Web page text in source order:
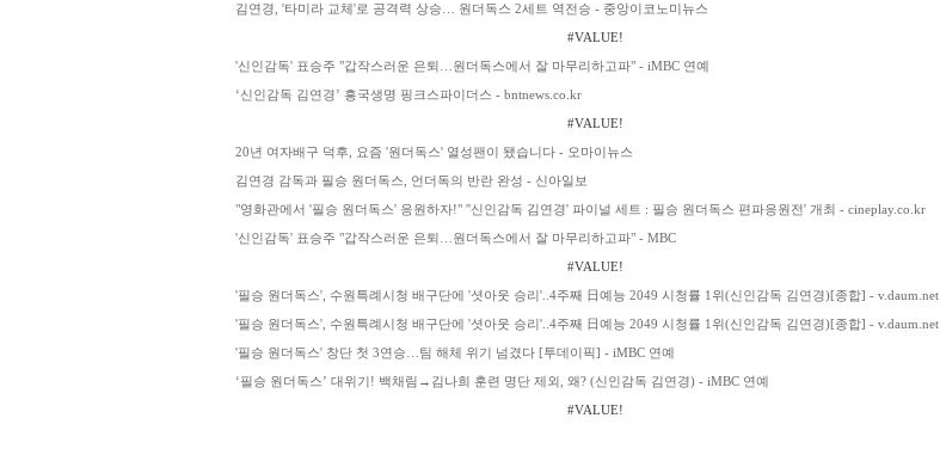
김연경, '타미라 교체'로 공격력 상승… 원더독스 2세트 역전승 - 중앙이코노미뉴스
#VALUE!
'신인감독' 표승주 "갑작스러운 은퇴…원더독스에서 잘 마무리하고파" - iMBC 연예
‘신인감독 김연경’ 흥국생명 핑크스파이더스 - bntnews.co.kr
#VALUE!
20년 여자배구 덕후, 요즘 '원더독스' 열성팬이 됐습니다 - 오마이뉴스
김연경 감독과 필승 원더독스, 언더독의 반란 완성 - 신아일보
"영화관에서 '필승 원더독스' 응원하자!" ''신인감독 김연경' 파이널 세트 : 필승 원더독스 편파응원전' 개최 - cineplay.co.kr
'신인감독' 표승주 "갑작스러운 은퇴…원더독스에서 잘 마무리하고파" - MBC
#VALUE!
'필승 원더독스', 수원특례시청 배구단에 '셧아웃 승리'..4주째 日예능 2049 시청률 1위(신인감독 김연경)[종합] - v.daum.net
'필승 원더독스', 수원특례시청 배구단에 '셧아웃 승리'..4주째 日예능 2049 시청률 1위(신인감독 김연경)[종합] - v.daum.net
'필승 원더독스' 창단 첫 3연승…팀 해체 위기 넘겼다 [투데이픽] - iMBC 연예
‘필승 원더독스’ 대위기! 백채림→김나희 훈련 명단 제외, 왜? (신인감독 김연경) - iMBC 연예
#VALUE!